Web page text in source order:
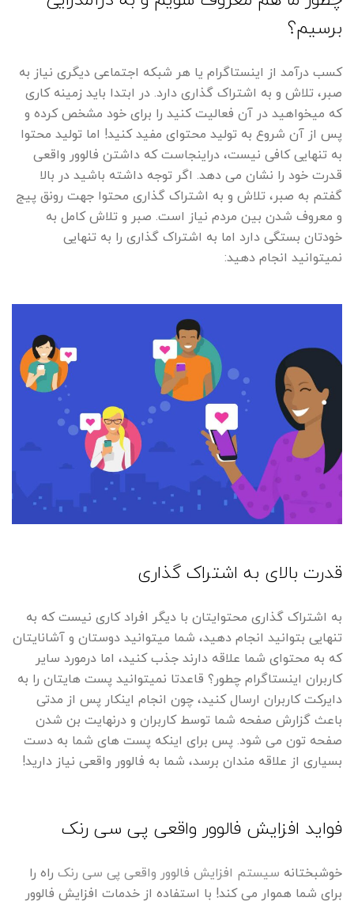
برسیم؟
کسب درآمد از اینستاگرام یا هر شبکه اجتماعی دیگری نیاز به
صبر، تلاش و به اشتراک گذاری دارد. در ابتدا باید زمینه کاری
که میخواهید در آن فعالیت کنید را برای خود مشخص کرده و
پس از آن شروع به تولید محتوای مفید کنید! اما تولید محتوا
به تنهایی کافی نیست، دراینجاست که داشتن فالوور واقعی
قدرت خود را نشان می دهد. اگر توجه داشته باشید در بالا
گفتم به صبر، تلاش و به اشتراک گذاری محتوا جهت رونق پیج
و معروف شدن بین مردم نیاز است. صبر و تلاش کامل به
خودتان بستگی دارد اما به اشتراک گذاری را به تنهایی
نمیتوانید انجام دهید:
قدرت بالای به اشتراک گذاری
به اشتراک گذاری محتوایتان با دیگر افراد کاری نیست که به
تنهایی بتوانید انجام دهید، شما میتوانید دوستان و آشانایتان
که به محتوای شما علاقه دارند جذب کنید، اما درمورد سایر
کاربران اینستاگرام چطور؟ قاعدتا نمیتوانید پست هایتان را به
دایرکت کاربران ارسال کنید، چون انجام اینکار پس از مدتی
باعث گزارش صفحه شما توسط کاربران و درنهایت بن شدن
صفحه تون می شود. پس برای اینکه پست های شما به دست
بسیاری از علاقه مندان برسد، شما به فالوور واقعی نیاز دارید!
فواید افزایش فالوور واقعی پی سی رنک
خوشبختانه سیستم افزایش فالوور واقعی پی سی رنک راه را
برای شما هموار می کند! با استفاده از خدمات افزایش فالوور